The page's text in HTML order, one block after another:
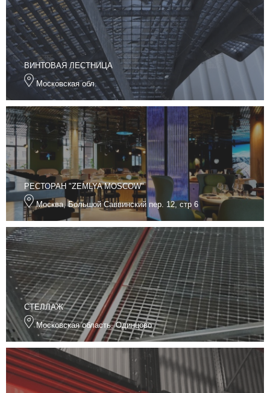
ВИНТОВАЯ ЛЕСТНИЦА
Московская обл.
РЕСТОРАН "ZEMLYA MOSCOW"
Москва, Большой Саввинский пер. 12, стр 6
СТЕЛЛАЖ
Московская область, Одинцово